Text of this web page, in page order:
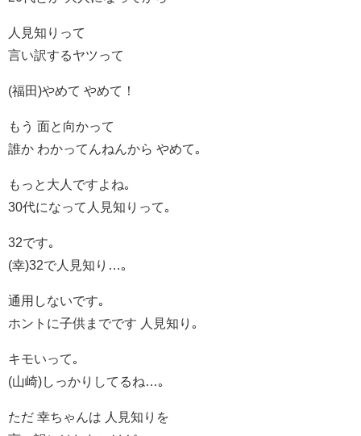
人見知りって
言い訳するヤツって
(福田)やめて やめて！
もう 面と向かって
誰か わかってんねんから やめて｡
もっと大人ですよね｡
30代になって人見知りって｡
32です｡
(幸)32で人見知り…｡
通用しないです｡
ホントに子供までです 人見知り｡
キモいって｡
(山崎)しっかりしてるね…｡
ただ 幸ちゃんは 人見知りを